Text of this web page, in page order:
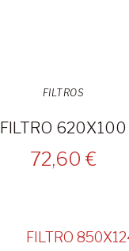
FILTROS
FILTRO 620X100
72,60 €